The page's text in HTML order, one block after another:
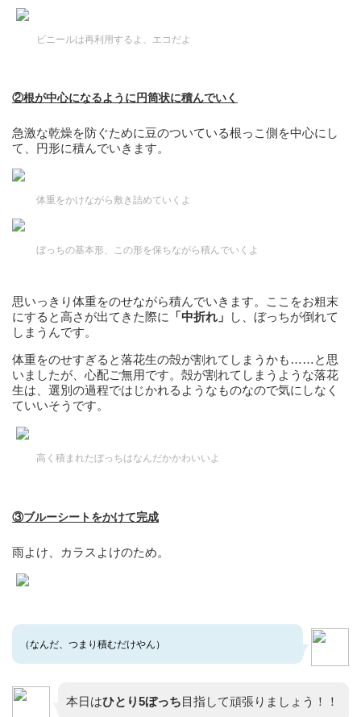
ビニールは再利用するよ、エコだよ
②根が中心になるように円筒状に積んでいく
急激な乾燥を防ぐために豆のついている根っこ側を中心にし
て、円形に積んでいきます。
体重をかけながら敷き詰めていくよ
ぼっちの基本形、この形を保ちながら積んでいくよ
思いっきり体重をのせながら積んでいきます。ここをお粗末
にすると高さが出てきた際に
「中折れ」
し、ぼっちが倒れて
しまうんです。
体重をのせすぎると落花生の殻が割れてしまうかも……と思
いましたが、心配ご無用です。殻が割れてしまうような落花
生は、選別の過程ではじかれるようなものなので気にしなく
ていいそうです。
高く積まれたぼっちはなんだかかわいいよ
③ブルーシートをかけて完成
雨よけ、カラスよけのため。
（なんだ、つまり積むだけやん）
本日はひとり5ぼっち目指して頑張りましょう！！